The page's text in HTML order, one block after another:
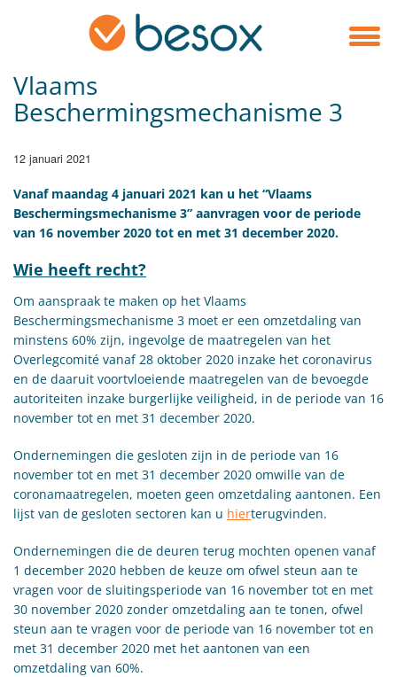
Vlaams
Beschermingsmechanisme 3
12 januari 2021
Vanaf maandag 4 januari 2021 kan u het “Vlaams
Beschermingsmechanisme 3” aanvragen voor de periode
van 16 november 2020 tot en met 31 december 2020.
Wie heeft recht?
Om aanspraak te maken op het Vlaams
Beschermingsmechanisme 3 moet er een omzetdaling van
minstens 60% zijn, ingevolge de maatregelen van het
Overlegcomité vanaf 28 oktober 2020 inzake het coronavirus
en de daaruit voortvloeiende maatregelen van de bevoegde
autoriteiten inzake burgerlijke veiligheid, in de periode van 16
november tot en met 31 december 2020.
Ondernemingen die gesloten zijn in de periode van 16
november tot en met 31 december 2020 omwille van de
coronamaatregelen, moeten geen omzetdaling aantonen. Een
lijst van de gesloten sectoren kan u hierterugvinden.
Ondernemingen die de deuren terug mochten openen vanaf
1 december 2020 hebben de keuze om ofwel steun aan te
vragen voor de sluitingsperiode van 16 november tot en met
30 november 2020 zonder omzetdaling aan te tonen, ofwel
steun aan te vragen voor de periode van 16 november tot en
met 31 december 2020 met het aantonen van een
omzetdaling van 60%.